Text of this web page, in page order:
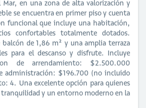
Mar, en una zona de alta valorización y
se encuentra en primer piso y cuenta
funcional que incluye una habitación,
confortables totalmente dotados.
balcón de 1,86 m² y una amplia terraza
para el descanso y disfrute. Incluye
de arrendamiento: $2.500.000
administración: $196.700 (no incluido
4. Una excelente opción para quienes
y un entorno moderno en la